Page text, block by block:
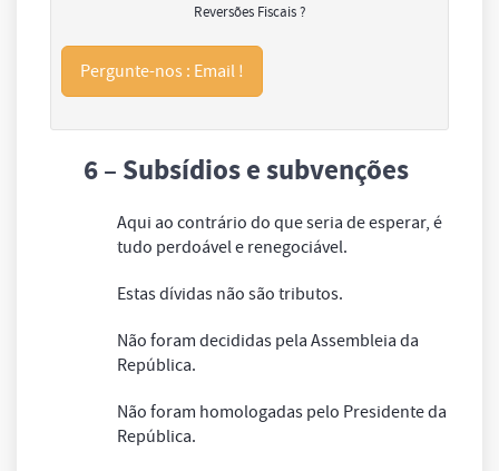
Reversões Fiscais ?
Pergunte-nos : Email !
6 – Subsídios e subvenções
Aqui ao contrário do que seria de esperar, é
tudo perdoável e renegociável.
Estas dívidas não são tributos.
Não foram decididas pela Assembleia da
República.
Não foram homologadas pelo Presidente da
República.